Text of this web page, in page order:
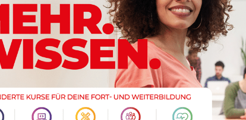
für die tadellose Abwicklung von Großprojekten wie zB.
(295 Wohnungen sowie 32 Lofts) im